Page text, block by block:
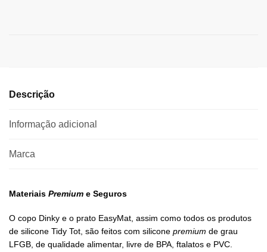
Descrição
Informação adicional
Marca
Materiais Premium e Seguros
O copo Dinky e o prato EasyMat, assim como todos os produtos
de silicone Tidy Tot, são feitos com silicone premium de grau
LFGB, de qualidade alimentar, livre de BPA, ftalatos e PVC.